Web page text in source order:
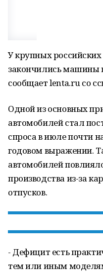
У крупных
закончились машины
сообщает lenta.ru со
Одной из основных
автомобилей стал
спроса в июле почти
годовом выражении.
автомобилей
производства из-за
отпусков.
- Дефицит есть
тем или иным